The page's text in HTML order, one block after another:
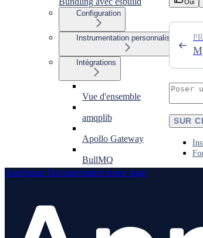
Configuration
Instrumentation personnalisée
Intégrations
Vue d'ensemble
amqplib
Apollo Gateway
BullMQ
Elasticsearch
Oui
SUR
AppSignal Documentation home page